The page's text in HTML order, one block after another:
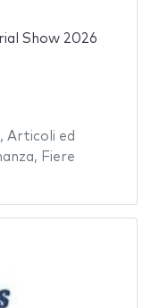
Show 2026
, Articoli ed
, Fiere